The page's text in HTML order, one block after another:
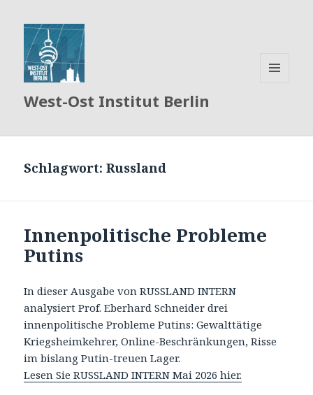
West-Ost Institut Berlin
Schlagwort:Russland
Innenpolitische Probleme
Putins
In dieser Ausgabe von RUSSLAND INTERN
analysiert Prof. Eberhard Schneider drei
innenpolitische Probleme Putins: Gewalttätige
Kriegsheimkehrer, Online-Beschränkungen, Risse
im bislang Putin-treuen Lager.
Lesen Sie RUSSLAND INTERN Mai 2026 hier.